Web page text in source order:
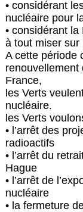
• considérant
nucléaire pour
• considérant
à tout miser sur
A cette période
renouvellement
France,
les Verts
nucléaire.
les Verts
• l’arrêt des
radioactifs
• l’arrêt du
Hague
• l’arrêt de
nucléaire
• la fermeture